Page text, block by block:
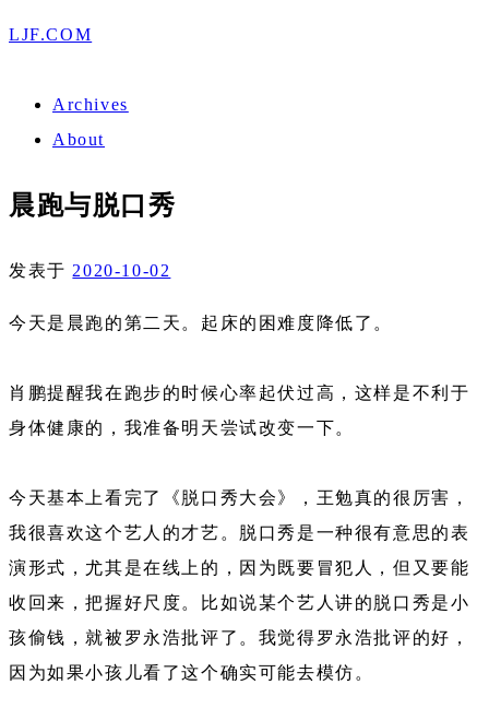
LJF.COM
Archives
About
晨跑与脱口秀
发表于 2020-10-02
今天是晨跑的第二天。起床的困难度降低了。
肖鹏提醒我在跑步的时候心率起伏过高，这样是不利于
身体健康的，我准备明天尝试改变一下。
今天基本上看完了《脱口秀大会》，王勉真的很厉害，
我很喜欢这个艺人的才艺。脱口秀是一种很有意思的表
演形式，尤其是在线上的，因为既要冒犯人，但又要能
收回来，把握好尺度。比如说某个艺人讲的脱口秀是小
孩偷钱，就被罗永浩批评了。我觉得罗永浩批评的好，
因为如果小孩儿看了这个确实可能去模仿。